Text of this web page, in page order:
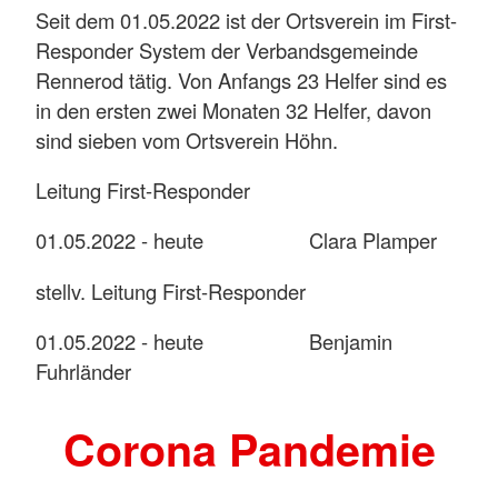
Seit dem 01.05.2022 ist der Ortsverein im First-
Responder System der Verbandsgemeinde
Rennerod tätig. Von Anfangs 23 Helfer sind es
in den ersten zwei Monaten 32 Helfer, davon
sind sieben vom Ortsverein Höhn.
Leitung First-Responder
01.05.2022 - heute Clara Plamper
stellv. Leitung First-Responder
01.05.2022 - heute Benjamin
Fuhrländer
Corona Pandemie